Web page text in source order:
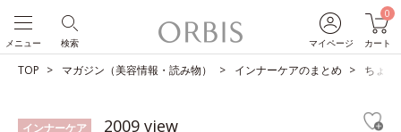
マイページ
0
カート
検索
メニュー
TOP マガジン（美容情報・読み物） インナーケアのまとめ ちょっ
インナーケア 2009 view